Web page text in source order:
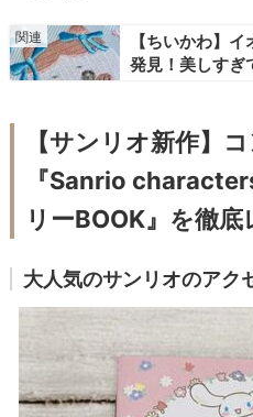
【ちいかわ】
発見！美しすぎ
【サンリオ新作】
『Sanrio
リーBOOK』を徹底
大人気のサンリオのアク